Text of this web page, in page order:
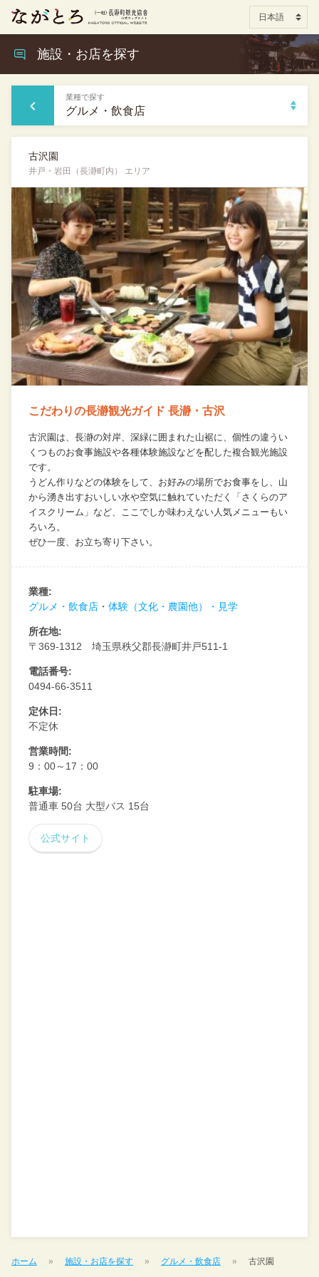
施設・お店を探す
業種で探す
グルメ・飲食店
古沢園
井戸・岩田（長瀞町内） エリア
こだわりの長瀞観光ガイド 長瀞・古沢
古沢園は、長瀞の対岸、深緑に囲まれた山裾に、個性の違うい
くつものお食事施設や各種体験施設などを配した複合観光施設
です。
うどん作りなどの体験をして、お好みの場所でお食事をし、山
から湧き出すおいしい水や空気に触れていただく
「さくらのア
イスクリーム」など、ここでしか味わえない人気メニューもい
ろいろ。
ぜひ一度、お立ち寄り下さい。
業種:
グルメ・飲食店
体験（文化・農園他）・見学
所在地:
〒369-1312 埼玉県秩父郡長瀞町井戸511-1
電話番号:
0494-66-3511
定休日:
不定休
営業時間:
9：00～17：00
駐車場:
普通車 50台 大型バス 15台
公式サイト
ホーム 施設・お店を探す グルメ・飲食店 古沢園